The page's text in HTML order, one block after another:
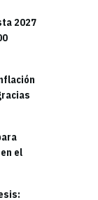
2027
el